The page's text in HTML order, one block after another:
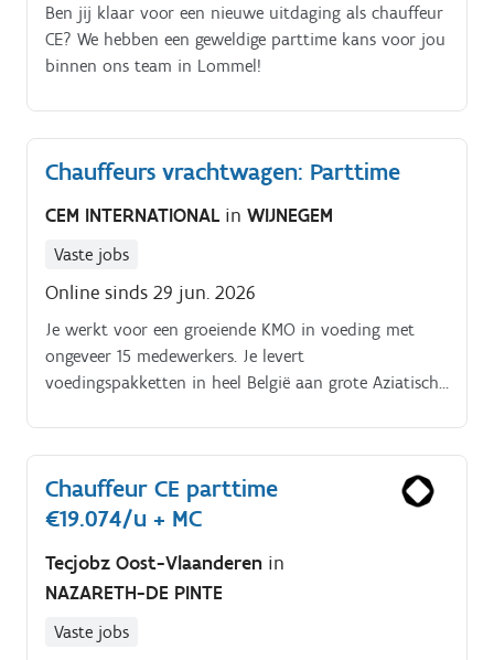
Ben jij klaar voor een nieuwe uitdaging als chauffeur
CE? We hebben een geweldige parttime kans voor jou
binnen ons team in Lommel!
Chauffeurs vrachtwagen: Parttime
CEM INTERNATIONAL in WIJNEGEM
Vaste jobs
Online sinds 29 jun. 2026
Je werkt voor een groeiende KMO in voeding met
ongeveer 15 medewerkers. Je levert
voedingspakketten in heel België aan grote Aziatische
Chauffeur CE parttime
€19.074/u + MC
Tecjobz Oost-Vlaanderen in
NAZARETH-DE PINTE
Vaste jobs